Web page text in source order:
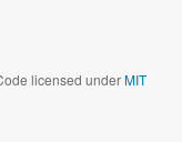
licensed underMIT